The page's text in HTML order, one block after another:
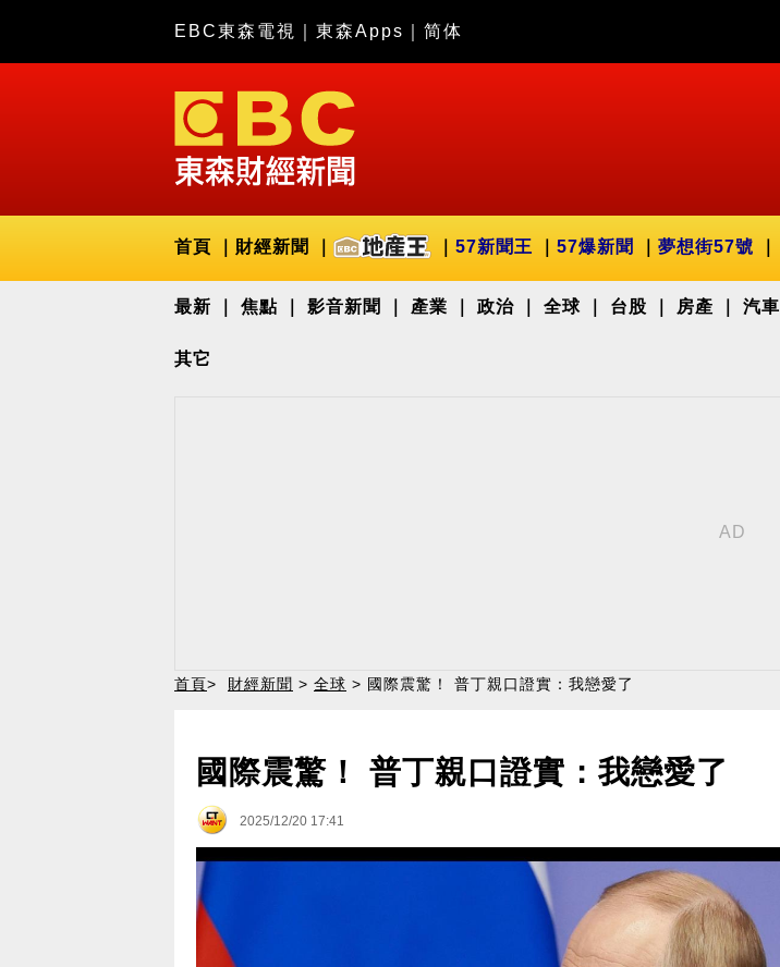
EBC東森電視 東森Apps 简体
首頁 財經新聞 57新聞王 57爆新聞 夢想街57號
最新 焦點 影音新聞 產業 政治 全球 台股 房產 汽車
其它
首頁> 財經新聞 > 全球 > 國際震驚！ 普丁親口證實：我戀愛了
國際震驚！ 普丁親口證實：我戀愛了
2025/12/20 17:41